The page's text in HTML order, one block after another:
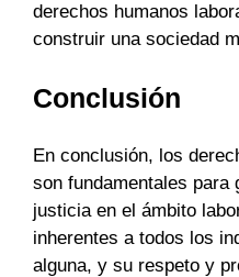
derechos humanos
construir una sociedad
Conclusión
En conclusión, los
son fundamentales para
justicia en el ámbito
inherentes a todos los
alguna, y su respeto y